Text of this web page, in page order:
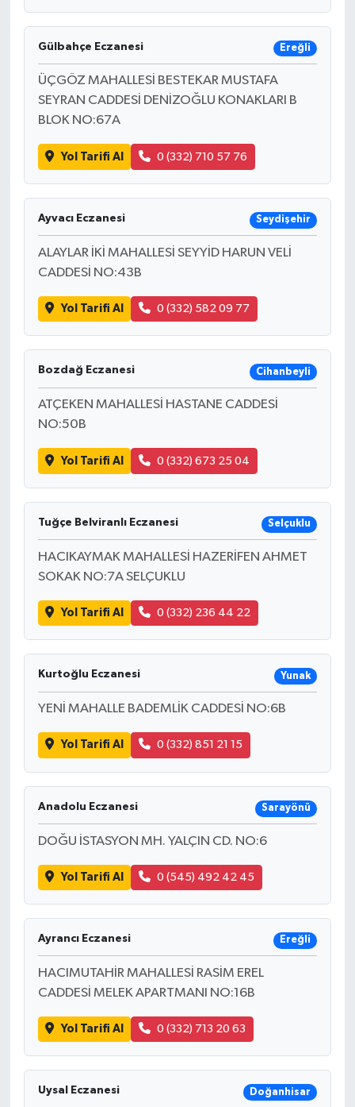
Gülbahçe Eczanesi Ereğli
ÜÇGÖZ MAHALLESİ BESTEKAR MUSTAFA
SEYRAN CADDESİ DENİZOĞLU KONAKLARI B
BLOK NO:67A
Yol Tarifi Al 0 (332) 710 57 76
Ayvacı Eczanesi Seydişehir
ALAYLAR İKİ MAHALLESİ SEYYİD HARUN VELİ
CADDESİ NO:43B
Yol Tarifi Al 0 (332) 582 09 77
Bozdağ Eczanesi Cihanbeyli
ATÇEKEN MAHALLESİ HASTANE CADDESİ
NO:50B
Yol Tarifi Al 0 (332) 673 25 04
Tuğçe Belviranlı Eczanesi Selçuklu
HACIKAYMAK MAHALLESİ HAZERİFEN AHMET
SOKAK NO:7A SELÇUKLU
Yol Tarifi Al 0 (332) 236 44 22
Kurtoğlu Eczanesi Yunak
YENİ MAHALLE BADEMLİK CADDESİ NO:6B
Yol Tarifi Al 0 (332) 851 21 15
Anadolu Eczanesi Sarayönü
DOĞU İSTASYON MH. YALÇIN CD. NO:6
Yol Tarifi Al 0 (545) 492 42 45
Ayrancı Eczanesi Ereğli
HACIMUTAHİR MAHALLESİ RASİM EREL
CADDESİ MELEK APARTMANI NO:16B
Yol Tarifi Al 0 (332) 713 20 63
Uysal Eczanesi Doğanhisar